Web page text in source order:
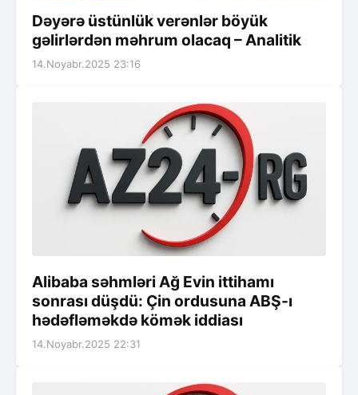
Dəyərə üstünlük verənlər böyük
gəlirlərdən məhrum olacaq – Analitik
14.Noyabr.2025 23:16
Alibaba səhmləri Ağ Evin ittihamı
sonrası düşdü: Çin ordusuna ABŞ-ı
hədəfləməkdə kömək iddiası
14.Noyabr.2025 22:31